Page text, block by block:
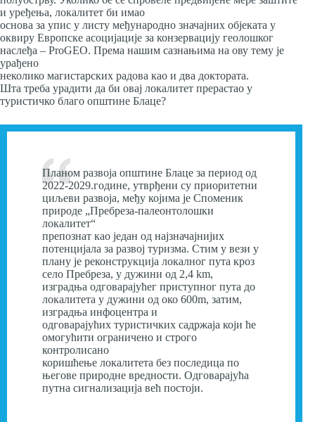
и уређења, локалитет би имао
основа за упис у листу међународно значајних објеката у
оквиру Европске асоцијације за конзервацију геолошког
наслеђа – ProGEO. Према нашим сазнањима на ову тему је
урађено
неколико магистарских радова као и два доктората.
Шта треба урадити да би овај локалитет прерастао у
туристичко благо општине Блаце?
Планом развоја општине Блаце за период од
2022-2029.године, утврђени су приоритетни
циљеви развоја, међу којима је Споменик
природе „Пребреза-палеонтолошки
локалитет“
препознат као један од најзначајнијих
потенцијала за развој туризма. Стим у вези у
плану је реконструкција локалног пута кроз
село Пребреза, у дужини од 2,4 km,
изградња одговарајућег приступног пута до
локалитета у дужини од око 600m, затим,
изградња инфоцентра и
одговарајућих туристичких садржаја који ће
омогућити ограничено и строго
контролисано
коришћење локалитета без последица по
његове природне вредности. Одговарајућа
путна сигнализација већ постоји.